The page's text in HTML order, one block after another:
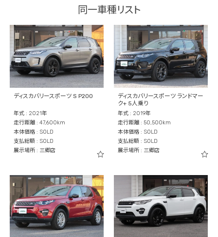
同一車種リスト
ディスカバリースポーツ S P200
年式 : 2021年
走行距離 : 47,600km
本体価格 : SOLD
支払総額 : SOLD
展示場所 : 三郷店
ディスカバリースポーツ ランドマー
ク+ 5人乗り
年式 : 2019年
走行距離 : 50,500km
本体価格 : SOLD
支払総額 : SOLD
展示場所 : 三郷店